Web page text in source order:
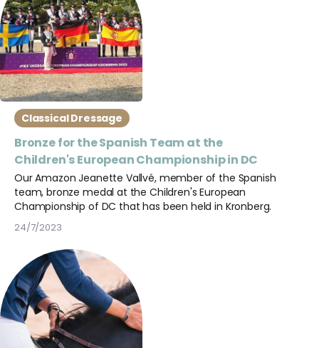
Classical Dressage
Bronze for the Spanish Team at the
Children's European Championship in DC
Our Amazon Jeanette Vallvé, member of the Spanish
team, bronze medal at the Children's European
Championship of DC that has been held in Kronberg.
24/7/2023